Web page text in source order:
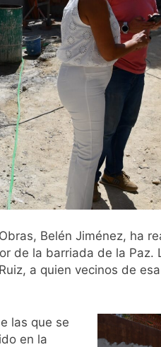
Belén Jiménez, ha
de la barriada de la Paz.
a quien vecinos de
las que se
en la